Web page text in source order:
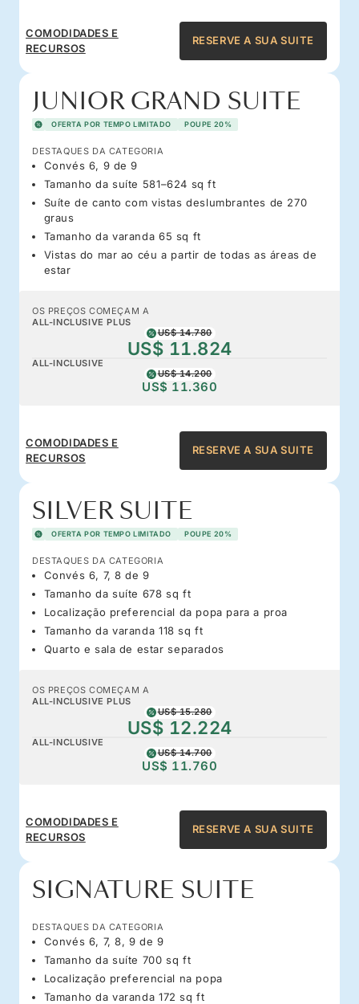
COMODIDADES E
RECURSOS
RESERVE A SUA SUITE
JUNIOR GRAND SUITE
OFERTA POR TEMPO LIMITADO POUPE 20%
DESTAQUES DA CATEGORIA
Convés 6, 9 de 9
Tamanho da suíte 581–624 sq ft
Suíte de canto com vistas deslumbrantes de 270
graus
Tamanho da varanda 65 sq ft
Vistas do mar ao céu a partir de todas as áreas de
estar
OS PREÇOS COMEÇAM A
ALL-INCLUSIVE PLUS
US$ 14.780
US$ 11.824
ALL-INCLUSIVE
US$ 14.200
US$ 11.360
COMODIDADES E
RECURSOS
RESERVE A SUA SUITE
SILVER SUITE
OFERTA POR TEMPO LIMITADO POUPE 20%
DESTAQUES DA CATEGORIA
Convés 6, 7, 8 de 9
Tamanho da suíte 678 sq ft
Localização preferencial da popa para a proa
Tamanho da varanda 118 sq ft
Quarto e sala de estar separados
OS PREÇOS COMEÇAM A
ALL-INCLUSIVE PLUS
US$ 15.280
US$ 12.224
ALL-INCLUSIVE
US$ 14.700
US$ 11.760
COMODIDADES E
RECURSOS
RESERVE A SUA SUITE
SIGNATURE SUITE
DESTAQUES DA CATEGORIA
Convés 6, 7, 8, 9 de 9
Tamanho da suíte 700 sq ft
Localização preferencial na popa
Tamanho da varanda 172 sq ft